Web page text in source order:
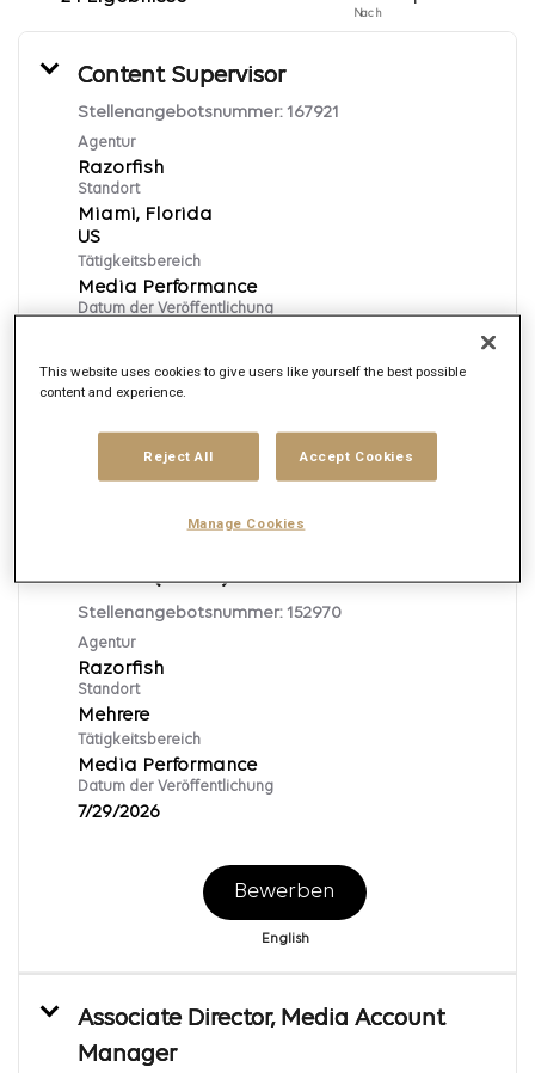
Nach
Content Supervisor
Stellenangebotsnummer: 167921
Agentur
Razorfish
Standort
Miami, Florida
Tätigkeitsbereich
Media Performance
Datum der Veröffentlichung
English
Media (TEMP)
Stellenangebotsnummer: 152970
Agentur
Razorfish
Standort
Mehrere
Tätigkeitsbereich
Media Performance
Datum der Veröffentlichung
7/29/2026
Bewerben
English
Associate Director, Media Account
Manager
This website uses cookies to give users like yourself the best possible
content and experience.
Reject All Accept Cookies
Manage Cookies